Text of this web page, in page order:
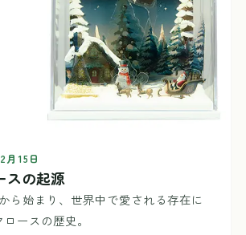
月15日
スの起源
ら始まり、世界中で愛される存在に
ースの歴史。